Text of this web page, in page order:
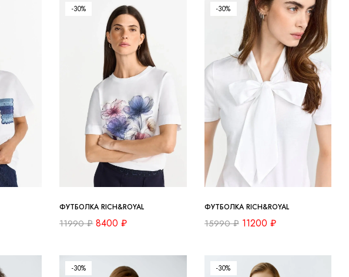
-30%
ФУТБОЛКА RICH&ROYAL
11990₽ 8400₽
-30%
ФУТБОЛКА RICH&ROYAL
15990₽ 11200 ₽
-30% -30%